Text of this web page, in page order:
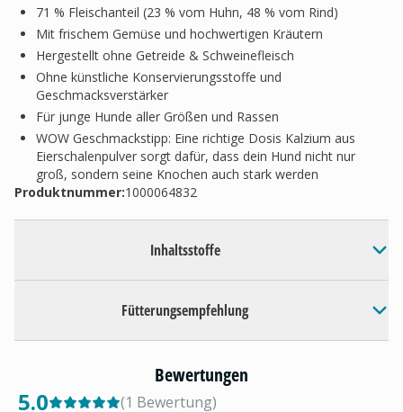
71 % Fleischanteil (23 % vom Huhn, 48 % vom Rind)
Mit frischem Gemüse und hochwertigen Kräutern
Hergestellt ohne Getreide & Schweinefleisch
Ohne künstliche Konservierungsstoffe und
Geschmacksverstärker
Für junge Hunde aller Größen und Rassen
WOW Geschmackstipp: Eine richtige Dosis Kalzium aus
Eierschalenpulver sorgt dafür, dass dein Hund nicht nur
groß, sondern seine Knochen auch stark werden
Produktnummer:1000064832
Inhaltsstoffe
Fütterungsempfehlung
Bewertungen
5.0 (1 Bewertung)